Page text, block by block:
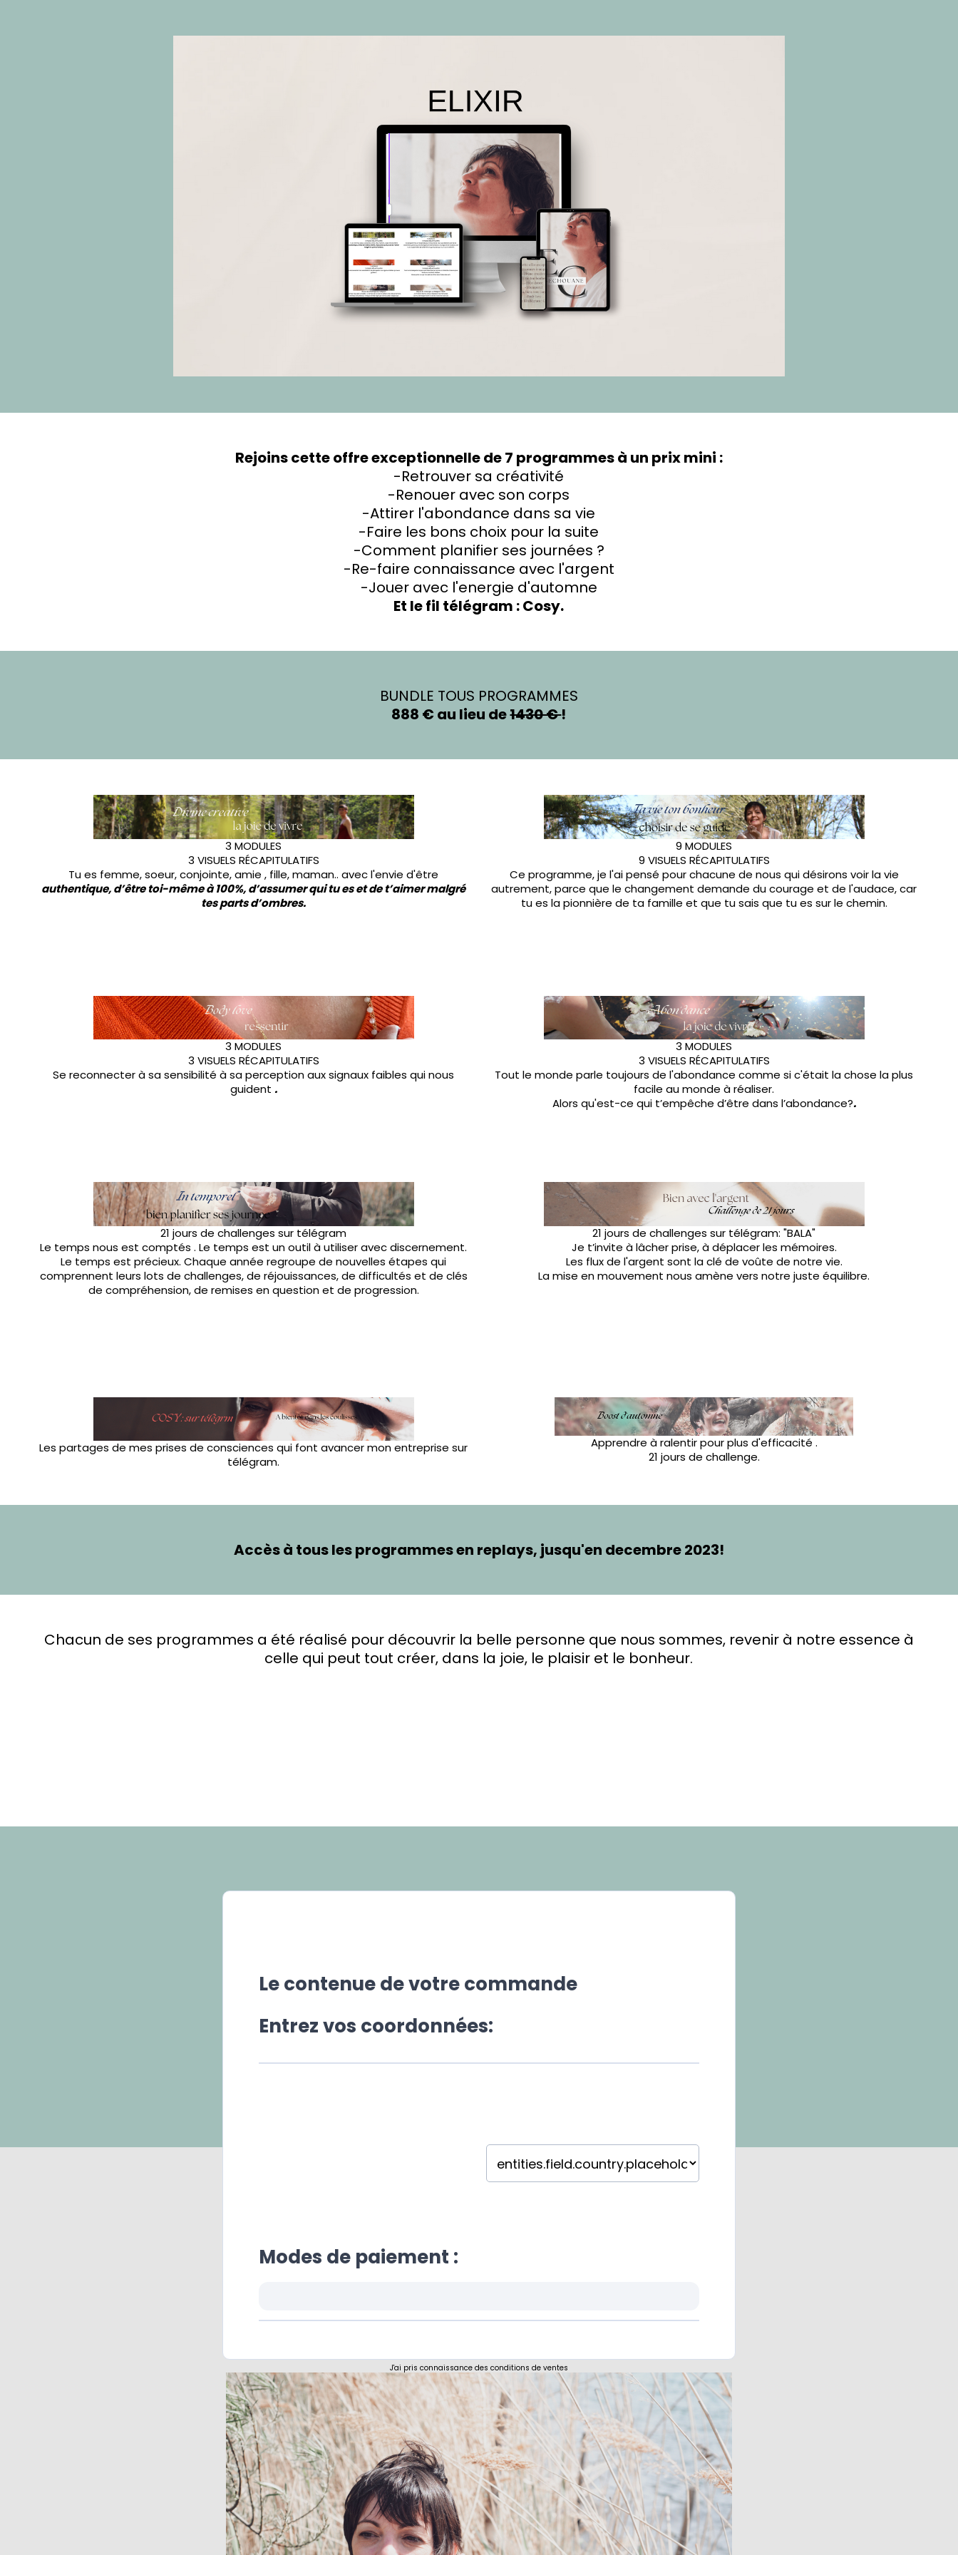
Rejoins cette offre exceptionnelle de 7 programmes à un prix mini :
-Retrouver sa créativité
-Renouer avec son corps
-Attirer l'abondance dans sa vie
-Faire les bons choix pour la suite
-Comment planifier ses journées ?
-Re-faire connaissance avec l'argent
-Jouer avec l'energie d'automne
Et le fil télégram : Cosy.
BUNDLE TOUS PROGRAMMES
888 € au lieu de1430 €!
3 MODULES
3 VISUELS RÉCAPITULATIFS
Tu es femme, soeur, conjointe, amie , fille, maman.. avec l'envie d'être
authentique, d’être toi-même à 100%, d’assumer qui tu es et de t’aimer malgré
tes parts d’ombres.
9 MODULES
9 VISUELS RÉCAPITULATIFS
Ce programme, je l'ai pensé pour chacune de nous qui désirons voir la vie
autrement, parce que le changement demande du courage et de l'audace, car
tu es la pionnière de ta famille et que tu sais que tu es sur le chemin.
3 MODULES
3 VISUELS RÉCAPITULATIFS
Se reconnecter à sa sensibilité à sa perception aux signaux faibles qui nous
guident .
3 MODULES
3 VISUELS RÉCAPITULATIFS
Tout le monde parle toujours de l'abondance comme si c'était la chose la plus
facile au monde à réaliser.
Alors qu'est-ce qui t’empêche d’être dans l’abondance?.
21 jours de challenges sur télégram
Le temps nous est comptés . Le temps est un outil à utiliser avec discernement.
Le temps est précieux. Chaque année regroupe de nouvelles étapes qui
comprennent leurs lots de challenges, de réjouissances, de difficultés et de clés
de compréhension, de remises en question et de progression.
21 jours de challenges sur télégram: "BALA"
Je t’invite à lâcher prise, à déplacer les mémoires.
Les flux de l'argent sont la clé de voûte de notre vie.
La mise en mouvement nous amène vers notre juste équilibre.
Les partages de mes prises de consciences qui font avancer mon entreprise sur
télégram.
Apprendre à ralentir pour plus d'efficacité .
21 jours de challenge.
Accès à tous les programmes en replays, jusqu'en decembre 2023!
Chacun de ses programmes a été réalisé pour découvrir la belle personne que nous sommes, revenir à notre essence à
celle qui peut tout créer, dans la joie, le plaisir et le bonheur.
Le contenue de votre commande
Entrez vos coordonnées:
Modes de paiement :
J'ai pris connaissance des conditions de ventes